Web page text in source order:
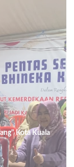
Kota Kuala